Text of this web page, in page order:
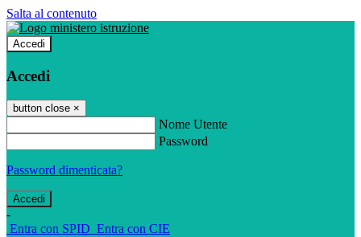
Salta al contenuto
Accedi
Accedi
button close ×
Nome Utente
Password
Password dimenticata?
-
Entra con SPID Entra con CIE